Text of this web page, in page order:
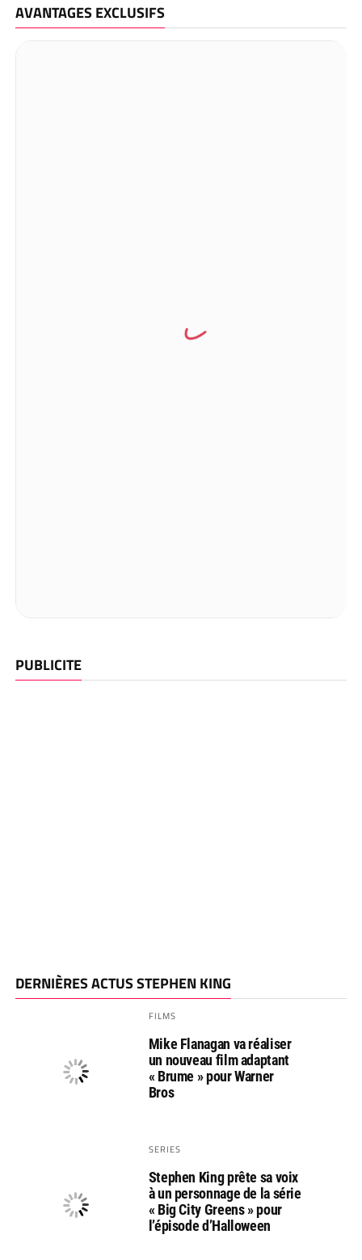
AVANTAGES EXCLUSIFS
PUBLICITE
DERNIÈRES ACTUS STEPHEN KING
FILMS
Mike Flanagan va réaliser
un nouveau film adaptant
« Brume » pour Warner
Bros
SERIES
Stephen King prête sa voix
à un personnage de la série
« Big City Greens » pour
l’épisode d’Halloween